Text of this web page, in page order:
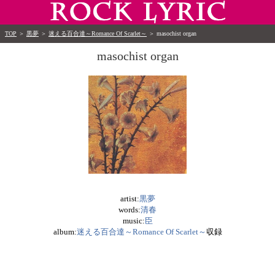
TOP ＞ 黒夢 ＞ 迷える百合達～Romance Of Scarlet～ ＞ masochist organ
masochist organ
artist:黒夢
words:清春
music: 臣
album:迷える百合達～Romance Of Scarlet～ 収録